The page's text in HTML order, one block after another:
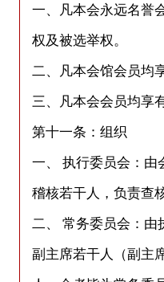
一、凡本会永远名誉
权及被选举权。
二、凡本会馆会员均
三、凡本会会员均享
第十一条：组织
一、 执行委员会：由
稽核若干人，负责查
二、 常务委员会：由
副主席若干人（副主